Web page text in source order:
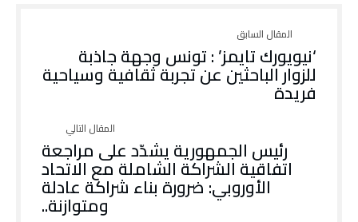
‘نيويورك تايمز’ : تونس وجهة جاذبة
للزوار الباحثين عن تجربة ثقافية وسياحية
فريدة
رئيس الجمهورية يشدّد على مراجعة
اتفاقية الشراكة الشاملة مع الاتحاد
الأوروبي: ضرورة بناء شراكة عادلة
ومتوازنة..